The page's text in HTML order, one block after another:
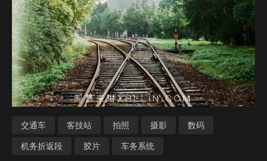
交通车 客技站 拍照 摄影 数码
机务折返段 胶片 车务系统